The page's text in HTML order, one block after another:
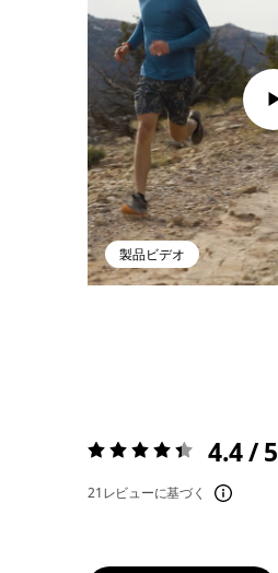
製品ビデオ
評価:4.4 / 5 4.4 / 5
21レビューに基づく